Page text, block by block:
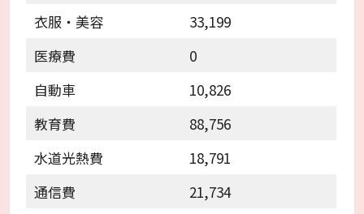
衣服・美容
33,199
医療費
0
自動車
10,826
教育費
88,756
水道光熱費
18,791
通信費
21,734